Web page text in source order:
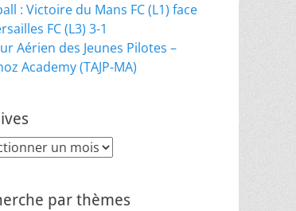
: Victoire du Mans FC (L1) face
FC (L3) 3-1
Aérien des Jeunes Pilotes –
Academy (TAJP-MA)
par thèmes